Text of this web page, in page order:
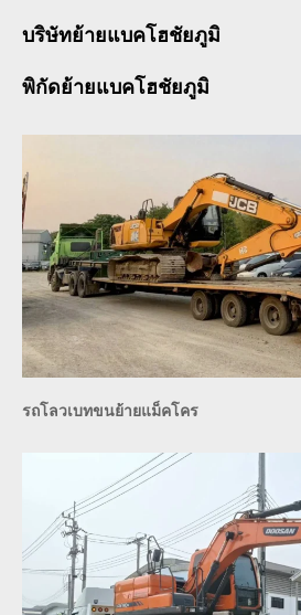
บริษัทย้ายแบคโฮชัยภูมิ
พิกัดย้ายแบคโฮชัยภูมิ
รถโลวเบทขนย้ายแม็คโคร